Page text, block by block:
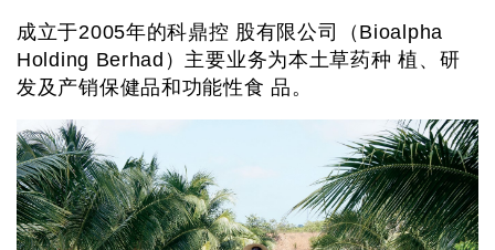
成立于2005年的科鼎控 股有限公司（Bioalpha
Holding Berhad）主要业务为本土草药种 植、研
发及产销保健品和功能性食 品。